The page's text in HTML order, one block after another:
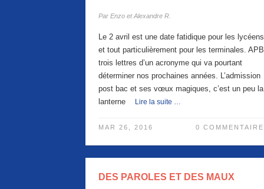
Par Enzo et Alexandre R.
Le 2 avril est une date fatidique pour les lycéens
et tout particulièrement pour les terminales.
trois lettres d’un acronyme qui va pourtant
déterminer nos prochaines années. L’admission
post bac et ses vœux magiques, c’est un peu la
lanterne
Lire la suite …
MAR 26, 2016 0
DES PAROLES ET DES MAUX